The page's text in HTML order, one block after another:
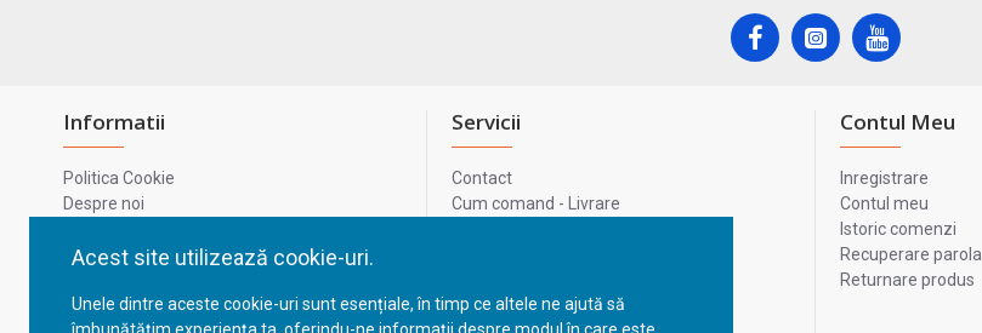
Acest site utilizează cookie-uri.
Unele dintre aceste cookie-uri sunt esențiale, în timp ce altele ne ajută să
Informatii
Politica Cookie
Despre noi
Confidentialitate
GDPR - Datele tale
Servicii
Contact
Cum comand - Livrare
ANPC
Contul Meu
Inregistrare
Contul meu
Istoric comenzi
Recuperare parola
Returnare produs